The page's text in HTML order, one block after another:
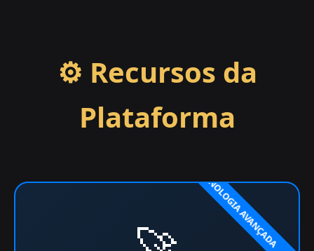
⚙️ Recursos da
Plataforma